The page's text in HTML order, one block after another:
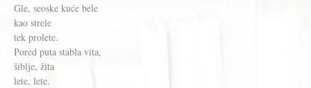
Gle, seoske kuće bele
kao strele
tek prolete.
Pored puta stabla vita,
šiblje, žita
lete, lete.